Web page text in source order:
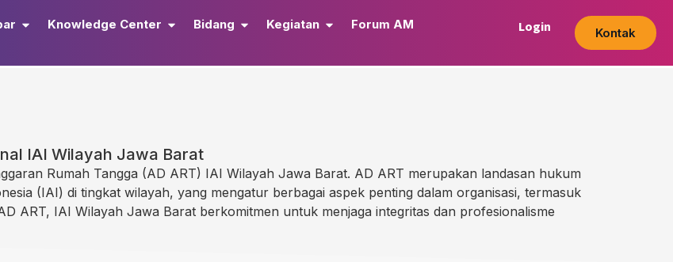
Knowledge Center Bidang Kegiatan Forum AM Login Kontak
IAI Wilayah Jawa Barat
Rumah Tangga (AD ART) IAI Wilayah Jawa Barat. AD ART merupakan landasan hukum
(IAI) di tingkat wilayah, yang mengatur berbagai aspek penting dalam organisasi, termasuk
ART, IAI Wilayah Jawa Barat berkomitmen untuk menjaga integritas dan profesionalisme